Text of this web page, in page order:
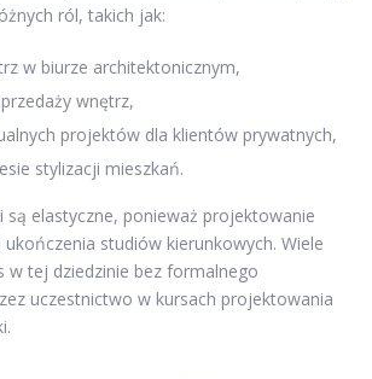
ról, takich jak:
w biurze architektonicznym,
wnętrz,
projektów dla klientów prywatnych,
stylizacji mieszkań.
są elastyczne, ponieważ projektowanie
studiów kierunkowych. Wiele
w tej dziedzinie bez formalnego
uczestnictwo w kursach projektowania